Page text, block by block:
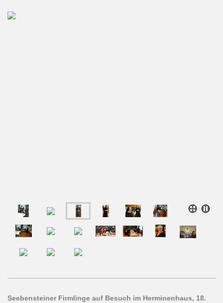
Seebensteiner Firmlinge auf Besuch im Herminenhaus, 18.